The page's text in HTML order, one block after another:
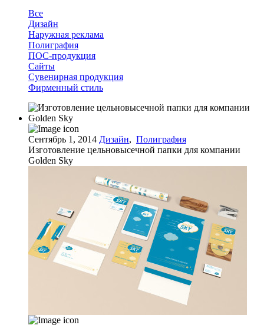
Все
Дизайн
Наружная реклама
Полиграфия
ПОС-продукция
Сайты
Сувенирная продукция
Фирменный стиль
Сентябрь 1, 2014 Дизайн, Полиграфия
Изготовление цельновысечной папки для компании
Golden Sky